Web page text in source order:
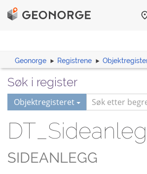
Geonorge Registrene
Søk i register
Objektregisteret
SIDEANLEGG